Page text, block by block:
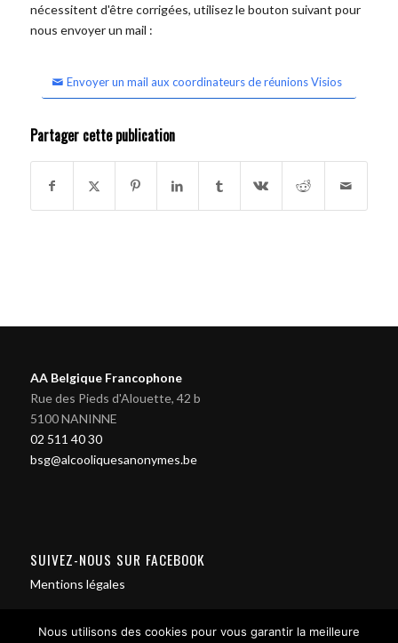
nécessitent d'être corrigées, utilisez le bouton suivant pour
nous envoyer un mail :
Envoyer un mail aux coordinateurs de réunions Visios
Partager cette publication
AA Belgique Francophone
Rue des Pieds d'Alouette, 42 b
5100 NANINNE
02 511 40 30
bsg@alcooliquesanonymes.be
SUIVEZ-NOUS SUR FACEBOOK
Mentions légales
Nous utilisons des cookies pour vous garantir la meilleure